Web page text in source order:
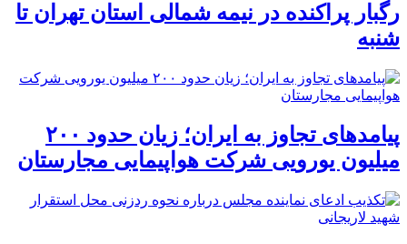
رگبار پراکنده در نیمه شمالی استان تهران تا
شنبه
پیامدهای تجاوز به ایران؛ زیان حدود ۲۰۰
میلیون یورویی شرکت هواپیمایی مجارستان